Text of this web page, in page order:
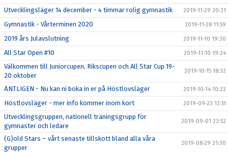
Utvecklingsläger 14 december - 4 timmar rolig gymnastik 2019-11-29 20:31
Gymnastik - Vårterminen 2020 2019-11-28 11:59
2019 års Julavslutning 2019-11-10 19:30
All Star Open #10 2019-11-10 19:24
Välkommen till Juniorcupen, Rikscupen och All Star Cup 19-
20 oktober
2019-10-15 18:32
ÄNTLIGEN - Nu kan ni boka in er på Höstlovsläger 2019-10-14 10:22
Höstlovsläger - mer info kommer inom kort 2019-09-23 12:51
Utvecklingsgruppen, nationell träningsgrupp för
gymnaster och ledare
2019-09-01 23:52
(G)old Stars – vårt senaste tillskott bland alla våra
grupper
2019-08-29 21:30